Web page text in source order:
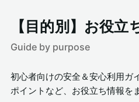
【目的別】お役立
Guide by purpose
初心者向けの安全＆安心利用ガ
ポイントなど、お役立ち情報を